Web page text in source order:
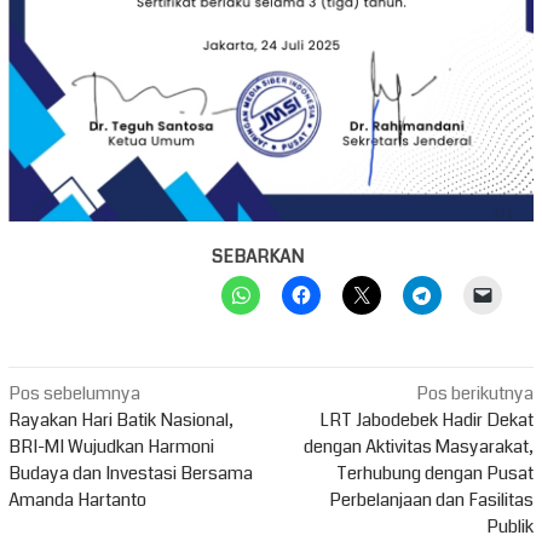
SEBARKAN
Navigasi
pos
Pos sebelumnya
Rayakan Hari Batik Nasional,
BRI-MI Wujudkan Harmoni
Budaya dan Investasi Bersama
Amanda Hartanto
Pos berikutnya
LRT Jabodebek Hadir Dekat
dengan Aktivitas Masyarakat,
Terhubung dengan Pusat
Perbelanjaan dan Fasilitas
Publik